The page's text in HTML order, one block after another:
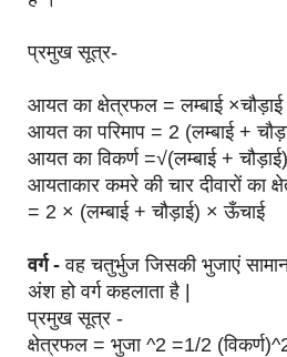
प्रमुख सूत्र-
आयत का क्षेत्रफल = लम्बाई ×चौड़ाई
आयत का परिमाप = 2 (लम्बाई +
आयत का विकर्ण =√(लम्बाई + चौड़ाई)
आयताकार कमरे की चार दीवारों का
= 2 × (लम्बाई + चौड़ाई) × ऊँचाई
वर्ग -वह चतुर्भुज जिसकी भुजाएं
अंश हो वर्ग कहलाता है |
प्रमुख सूत्र -
क्षेत्रफल = भुजा ^2 =1/2